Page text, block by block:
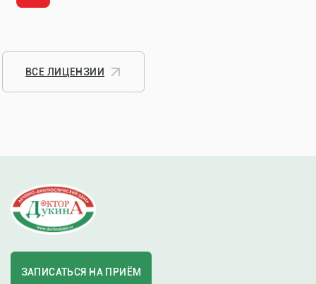
ВСЕ ЛИЦЕНЗИИ
ЗАПИСАТЬСЯ НА ПРИЁМ